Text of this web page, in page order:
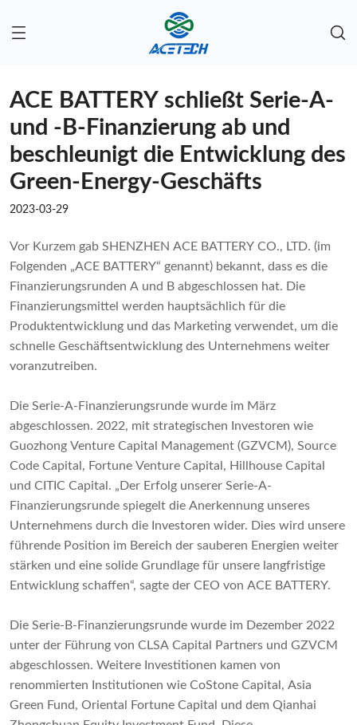
ACE BATTERY schließt Serie-A-
und -B-Finanzierung ab und
beschleunigt die Entwicklung des
Green-Energy-Geschäfts
2023-03-29
Vor Kurzem gab SHENZHEN ACE BATTERY CO., LTD. (im
Folgenden „ACE BATTERY“ genannt) bekannt, dass es die
Finanzierungsrunden A und B abgeschlossen hat. Die
Finanzierungsmittel werden hauptsächlich für die
Produktentwicklung und das Marketing verwendet, um die
schnelle Geschäftsentwicklung des Unternehmens weiter
voranzutreiben.
Die Serie-A-Finanzierungsrunde wurde im März
abgeschlossen. 2022, mit strategischen Investoren wie
Guozhong Venture Capital Management (GZVCM), Source
Code Capital, Fortune Venture Capital, Hillhouse Capital
und CITIC Capital. „Der Erfolg unserer Serie-A-
Finanzierungsrunde spiegelt die Anerkennung unseres
Unternehmens durch die Investoren wider. Dies wird unsere
führende Position im Bereich der sauberen Energien weiter
stärken und eine solide Grundlage für unsere langfristige
Entwicklung schaffen“, sagte der CEO von ACE BATTERY.
Die Serie-B-Finanzierungsrunde wurde im Dezember 2022
unter der Führung von CLSA Capital Partners und GZVCM
abgeschlossen. Weitere Investitionen kamen von
renommierten Institutionen wie CoStone Capital, Asia
Green Fund, Oriental Fortune Capital und dem Qianhai